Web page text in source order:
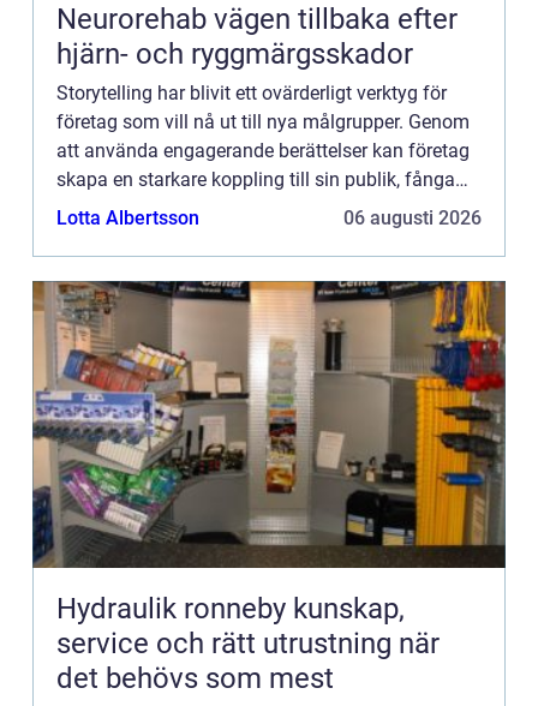
Neurorehab vägen tillbaka efter
hjärn- och ryggmärgsskador
Storytelling har blivit ett ovärderligt verktyg för
företag som vill nå ut till nya målgrupper. Genom
att använda engagerande berättelser kan företag
skapa en starkare koppling till sin publik, fånga
de...
Lotta Albertsson 06 augusti 2026
Hydraulik ronneby kunskap,
service och rätt utrustning när
det behövs som mest